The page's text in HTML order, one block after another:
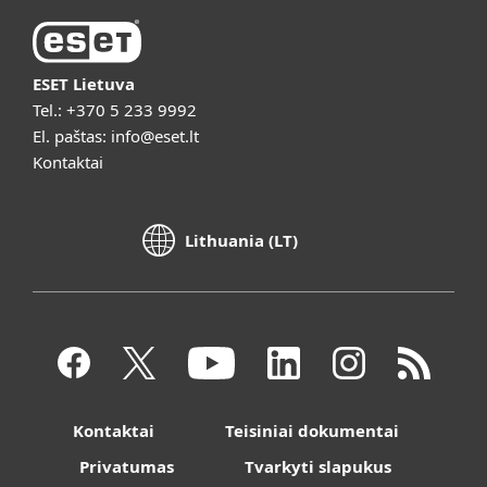
ESET Lietuva
Tel.: +370 5 233 9992
El. paštas: info@eset.lt
Kontaktai
Lithuania (LT)
Kontaktai
Teisiniai dokumentai
Privatumas
Tvarkyti slapukus